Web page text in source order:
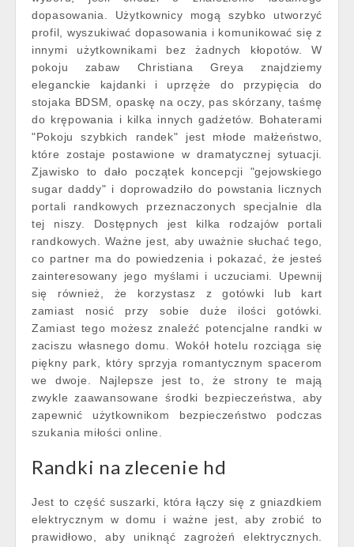
dopasowania. Użytkownicy mogą szybko utworzyć
profil, wyszukiwać dopasowania i komunikować się z
innymi użytkownikami bez żadnych kłopotów. W
pokoju zabaw Christiana Greya znajdziemy
eleganckie kajdanki i uprzęże do przypięcia do
stojaka BDSM, opaskę na oczy, pas skórzany, taśmę
do krępowania i kilka innych gadżetów. Bohaterami
"Pokoju szybkich randek" jest młode małżeństwo,
które zostaje postawione w dramatycznej sytuacji.
Zjawisko to dało początek koncepcji "gejowskiego
sugar daddy" i doprowadziło do powstania licznych
portali randkowych przeznaczonych specjalnie dla
tej niszy. Dostępnych jest kilka rodzajów portali
randkowych. Ważne jest, aby uważnie słuchać tego,
co partner ma do powiedzenia i pokazać, że jesteś
zainteresowany jego myślami i uczuciami. Upewnij
się również, że korzystasz z gotówki lub kart
zamiast nosić przy sobie duże ilości gotówki.
Zamiast tego możesz znaleźć potencjalne randki w
zaciszu własnego domu. Wokół hotelu rozciąga się
piękny park, który sprzyja romantycznym spacerom
we dwoje. Najlepsze jest to, że strony te mają
zwykle zaawansowane środki bezpieczeństwa, aby
zapewnić użytkownikom bezpieczeństwo podczas
szukania miłości online.
Randki na zlecenie hd
Jest to część suszarki, która łączy się z gniazdkiem
elektrycznym w domu i ważne jest, aby zrobić to
prawidłowo, aby uniknąć zagrożeń elektrycznych.